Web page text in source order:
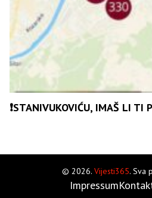
❗️STANIVUKOVIĆU, IMAŠ LI TI
© 2026. Vijesti365. Sva
Impressum